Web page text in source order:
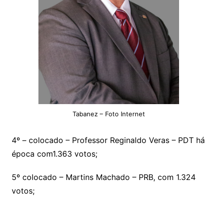
Tabanez – Foto Internet
4º – colocado – Professor Reginaldo Veras – PDT há
época com1.363 votos;
5º colocado – Martins Machado – PRB, com 1.324
votos;